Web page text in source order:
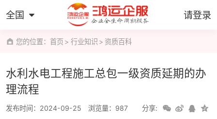
全国 请登录
您的位置：首页 行业知识 资质百科
水利水电工程施工总包一级资质延期的办
理流程
发布时间：2024-09-25 浏览量：987 分享: